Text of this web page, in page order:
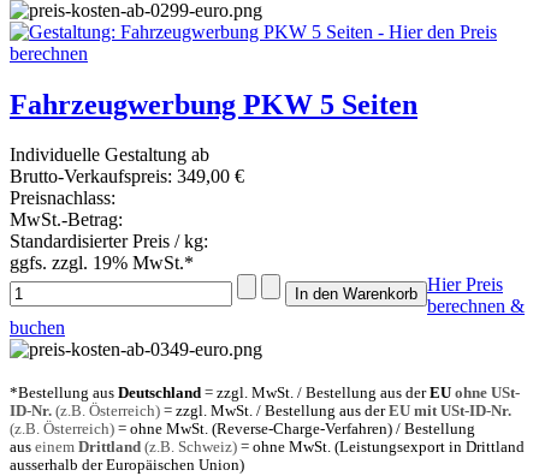
Fahrzeugwerbung PKW 5 Seiten
Individuelle Gestaltung ab
Brutto-Verkaufspreis: 349,00 €
Preisnachlass:
MwSt.-Betrag:
Standardisierter Preis / kg:
ggfs. zzgl. 19% MwSt.*
Hier Preis
berechnen &
buchen
*Bestellung aus Deutschland = zzgl. MwSt. / Bestellung aus derEU ohne USt-
ID-Nr. (z.B. Österreich) = zzgl. MwSt. / Bestellung aus derEU mit USt-ID-Nr.
(z.B. Österreich) = ohne MwSt. (Reverse-Charge-Verfahren) / Bestellung
aus einem Drittland (z.B. Schweiz) = ohne MwSt. (Leistungsexport in Drittland
ausserhalb der Europäischen Union)